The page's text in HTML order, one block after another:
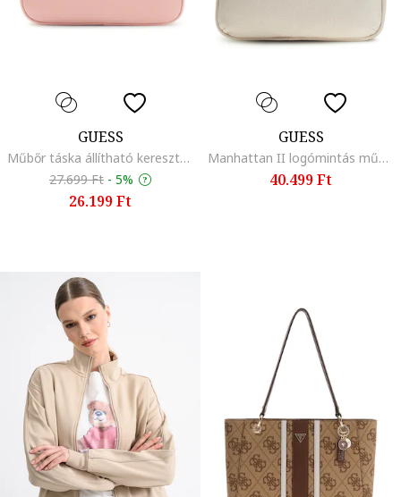
GUESS
Műbőr táska állítható keresztpánttal, Halvány rózsaszín
27.699 Ft - 5%
26.199 Ft
GUESS
Manhattan II logómintás műbőr hátizsák, Törtfehér
40.499 Ft